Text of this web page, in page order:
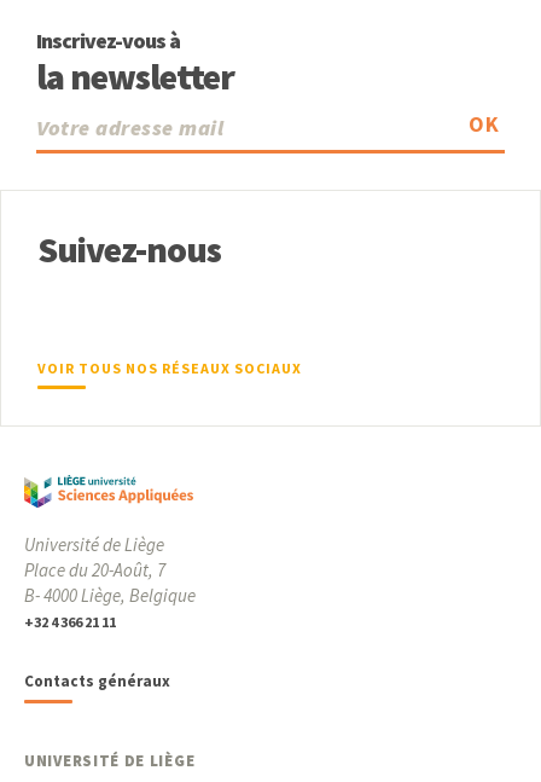
Inscrivez-vous à
la newsletter
OK
Suivez-nous
VOIR TOUS NOS RÉSEAUX SOCIAUX
Université de Liège
Place du 20-Août, 7
B- 4000 Liège, Belgique
+32 4 366 21 11
Contacts généraux
UNIVERSITÉ DE LIÈGE